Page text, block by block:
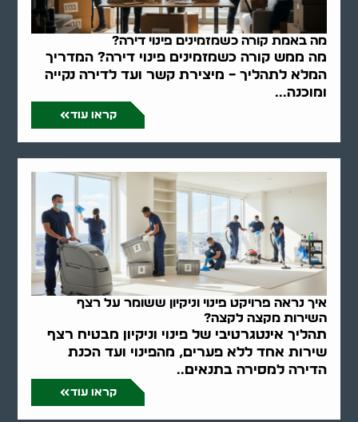
מה באמת קורה כשמזמינים פינוי דירה?
מה ממש קורה כשמזמינים פינוי דירה? המדריך
המלא לתהליך – מיצירת קשר ועד לדירה נקייה
ומוכנה...
קראו עוד
איך נראה פרויקט פינוי וניקיון ששומר על רצף
השירות מקצה לקצה?
תהליך אינטגרטיבי של פינוי וניקיון מבטיח רצף
שירות אחד ללא פערים, מהפינוי ועד הכנת
הדירה למסירה בתנאים..
קראו עוד